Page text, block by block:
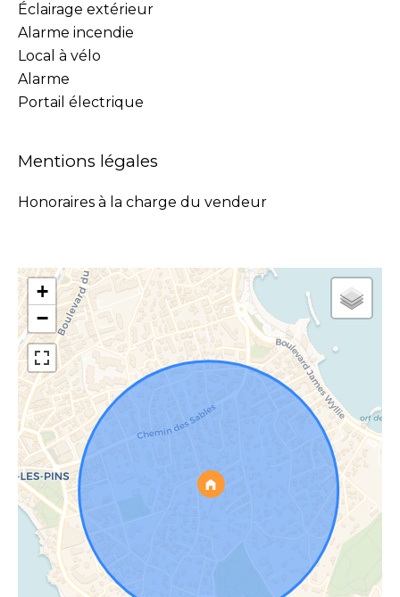
Éclairage extérieur
Alarme incendie
Local à vélo
Alarme
Portail électrique
Mentions légales
Honoraires à la charge du vendeur
+
−